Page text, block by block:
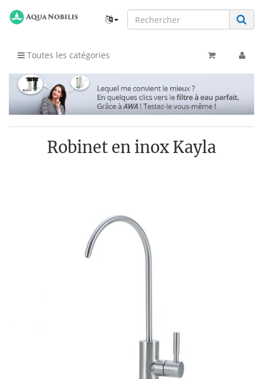
Toutes les catégories
Robinet en inox Kayla